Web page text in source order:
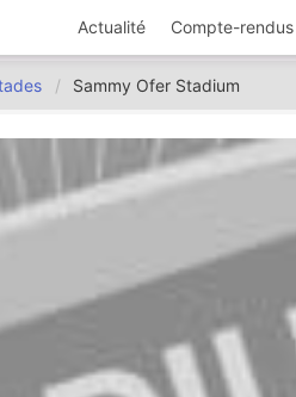
Actualité Compte-rendus
Sammy Ofer Stadium